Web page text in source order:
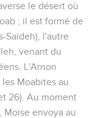
le désert où
; il est formé de
Saïdeh), l'autre
venant du
L'Arnon
Moabites au
26). Au moment
envoya au